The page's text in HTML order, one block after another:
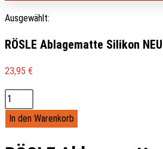
Ausgewählt:
RÖSLE Ablagematte Silikon NEU
23,95 €
In den Warenkorb